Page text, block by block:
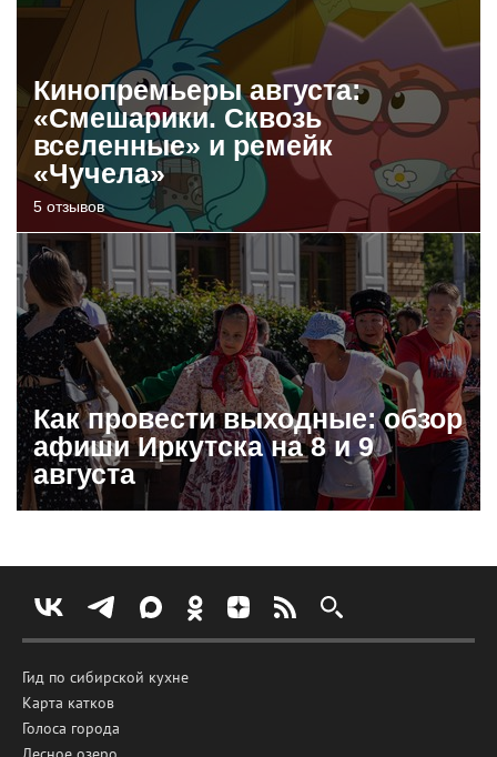
Кинопремьеры августа:
«Смешарики. Сквозь
вселенные» и ремейк
«Чучела»
5 отзывов
Как провести выходные: обзор
афиши Иркутска на 8 и 9
августа
Гид по сибирской кухне
Карта катков
Голоса города